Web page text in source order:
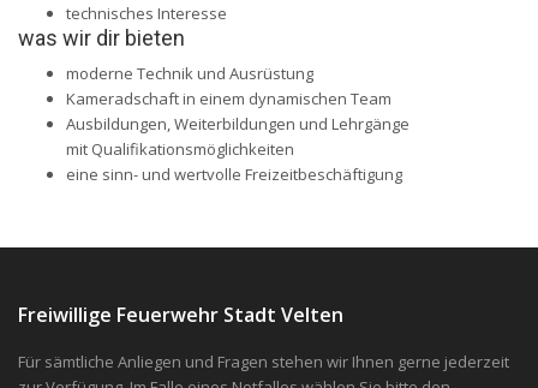
technisches Interesse
was wir dir bieten
moderne Technik und Ausrüstung
Kameradschaft in einem dynamischen Team
Ausbildungen, Weiterbildungen und Lehrgänge
mit Qualifikationsmöglichkeiten
eine sinn- und wertvolle Freizeitbeschäftigung
Freiwillige Feuerwehr Stadt Velten
Für sämtliche Anliegen und Fragen stehen wir Ihnen gerne jederzeit